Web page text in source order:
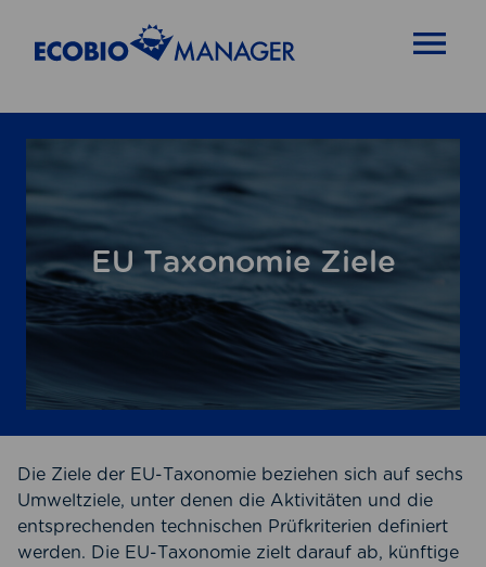
EU Taxonomie Ziele
Die Ziele der EU-Taxonomie beziehen sich auf sechs
Umweltziele, unter denen die Aktivitäten und die
entsprechenden technischen Prüfkriterien definiert
werden. Die EU-Taxonomie zielt darauf ab, künftige